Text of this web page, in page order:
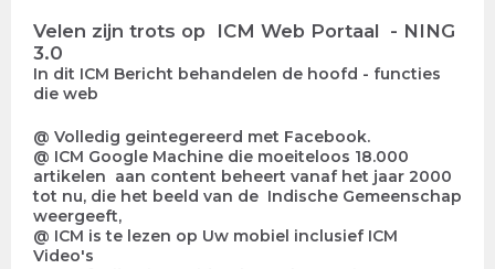
Velen zijn trots op ICM Web Portaal - NING
3.0
In dit ICM Bericht behandelen de hoofd - functies
die web
@ Volledig geintegereerd met Facebook.
@ ICM Google Machine die moeiteloos 18.000
artikelen aan content beheert vanaf het jaar 2000
tot nu, die het beeld van de Indische Gemeenschap
weergeeft,
@ ICM is te lezen op Uw mobiel inclusief ICM
Video's